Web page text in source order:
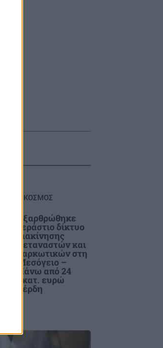
ΚΟΣΜΟΣ
Εξαρθρώθηκε
τεράστιο δίκτυο
διακίνησης
μεταναστών και
ναρκωτικών στη
Μεσόγειο –
Πάνω από 24
εκατ. ευρώ
κέρδη